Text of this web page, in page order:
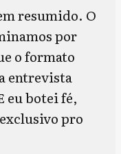
resumido. O
por
o formato
entrevista
eu botei fé,
pro